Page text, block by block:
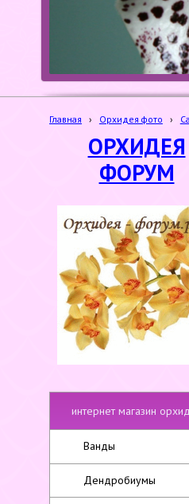
Главная › Орхидея фото ›
ОРХИДЕЯ
ФОРУМ
интернет магазин
Ванды
Дендробиумы